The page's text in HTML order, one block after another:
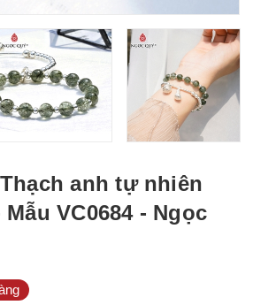
anh tự nhiên
VC0684 - Ngọc